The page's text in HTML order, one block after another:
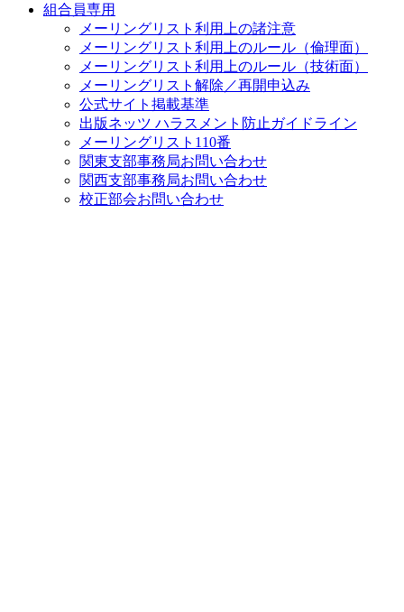
組合員専用
メーリングリスト利用上の諸注意
メーリングリスト利用上のルール（倫理面）
メーリングリスト利用上のルール（技術面）
メーリングリスト解除／再開申込み
公式サイト掲載基準
出版ネッツ ハラスメント防止ガイドライン
メーリングリスト110番
関東支部事務局お問い合わせ
関西支部事務局お問い合わせ
校正部会お問い合わせ